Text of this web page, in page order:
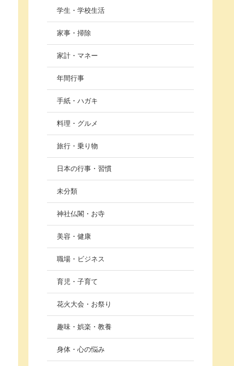
学生・学校生活
家事・掃除
家計・マネー
年間行事
手紙・ハガキ
料理・グルメ
旅行・乗り物
日本の行事・習慣
未分類
神社仏閣・お寺
美容・健康
職場・ビジネス
育児・子育て
花火大会・お祭り
趣味・娯楽・教養
身体・心の悩み